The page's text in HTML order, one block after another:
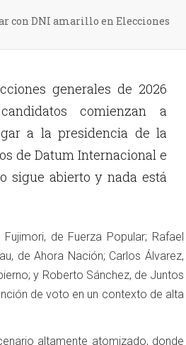
con DNI amarillo en Elecciones
generales de 2026
comienzan a
a la presidencia de la
de Datum Internacional e
sigue abierto y nada está
de Fuerza Popular; Rafael
de Ahora Nación; Carlos Álvarez,
y Roberto Sánchez, de Juntos
de voto en un contexto de alta
altamente atomizado, donde